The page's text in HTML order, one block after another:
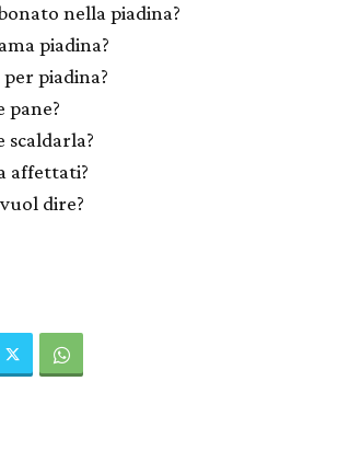
nella piadina?
piadina?
piadina?
pane?
scaldarla?
affettati?
dire?